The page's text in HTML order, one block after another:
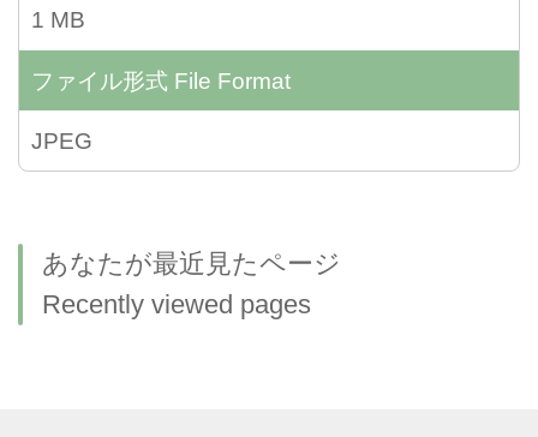
1 MB
ファイル形式 File Format
JPEG
あなたが最近見たページ
Recently viewed pages